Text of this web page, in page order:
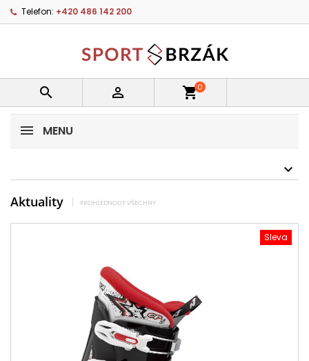
Telefon: +420 486 142 200
  shopping_cart0
MENU
Aktuality PROHLÉDNOUT VŠECHNY
Sleva